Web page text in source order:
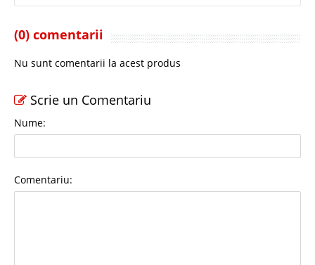
(0) comentarii
Nu sunt comentarii la acest produs
Scrie un Comentariu
Nume:
Comentariu: